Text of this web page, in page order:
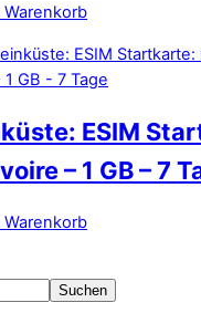
Warenkorb
ESIM
– 1 GB – 7
Warenkorb
Suchen